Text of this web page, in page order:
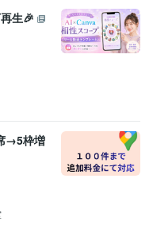
ー
【情報商材】グーグ
ン革命
生🎉
→5枠増